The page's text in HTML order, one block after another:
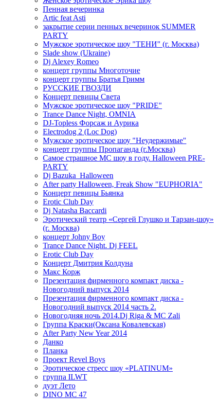
Пенная вечеринка
Artic feat Asti
закрытие серии пенных вечеринок SUMMER
PARTY
Мужское эротическое шоу "ТЕНИ" (г. Москва)
Slade show (Ukraine)
Dj Alexey Romeo
концерт группы Многоточие
концерт группы Братья Гримм
РУССКИЕ ГВОЗДИ
Концерт певицы Света
Мужское эротическое шоу "PRIDE"
Trance Dance Night, OMNIA
DJ-Topless Форсаж и Аурика
Electrodog 2 (Loc Dog)
Мужское эротическое шоу "Неудержимые"
концерт группы Пропаганда (г.Москва)
Самое страшное МС шоу в году. Halloween PRE-
PARTY
Dj Bazuka_Halloween
After party Halloween, Freak Show "EUPHORIA"
Концерт певицы Бьянка
Erotic Club Day
Dj Natasha Baccardi
Эротический театр «Сергей Глушко и Тарзан-шоу»
(г. Москва)
концерт Johny Boy
Trance Dance Night. Dj FEEL
Erotic Club Day
Концерт Дмитрия Колдуна
Макс Корж
Презентация фирменного компакт диска -
Новогодний выпуск 2014
Презентация фирменного компакт диска -
Новогодний выпуск 2014 часть 2.
Новогодняя ночь 2014.Dj Riga & MC Zali
Группа Краски(Оксана Ковалевская)
After Party New Year 2014
Данко
Планка
Проект Revel Boys
Эротическое стресс шоу «PLATINUM»
группа ILWT
дуэт Лето
DINO MC 47